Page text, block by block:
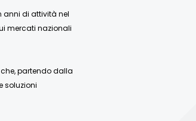
anni di attività nel
mercati nazionali
partendo dalla
soluzioni